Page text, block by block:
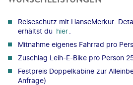
Reiseschutz mit HanseMerkur:
erhältst du hier
Mitnahme eigenes Fahrrad pro
Zuschlag Leih-E-Bike pro Person
Festpreis Doppelkabine zur
Anfrage)